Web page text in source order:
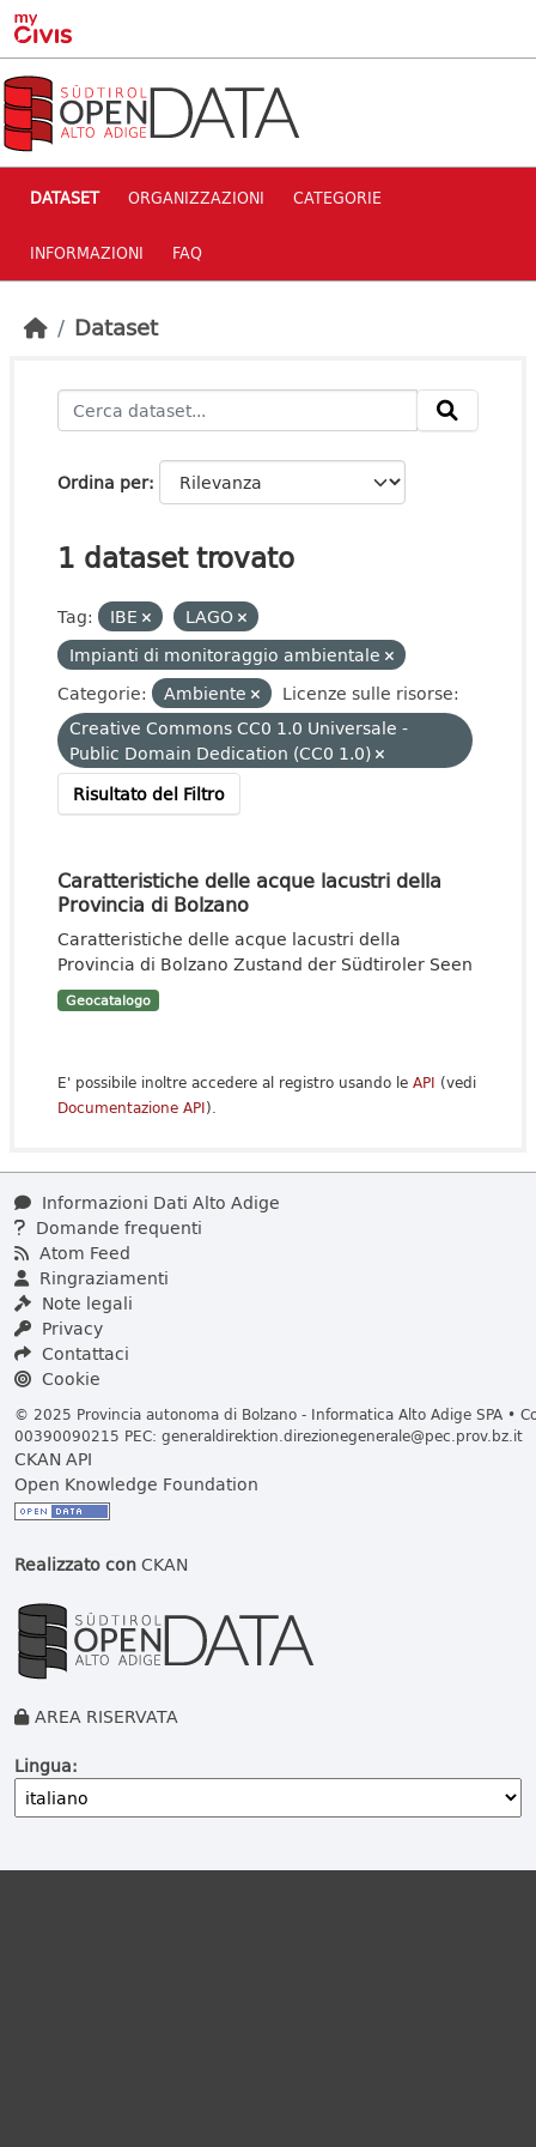
Skip to main content
DATASET ORGANIZZAZIONI CATEGORIE
INFORMAZIONI FAQ
Dataset
Ordina per
1 dataset trovato
Tag: IBE
LAGO
Impianti di monitoraggio ambientale
Categorie:
Ambiente
Licenze sulle risorse:
Creative Commons CC0 1.0 Universale -
Public Domain Dedication (CC0 1.0)
Risultato del Filtro
Caratteristiche delle acque lacustri della
Provincia di Bolzano
Caratteristiche delle acque lacustri della
Provincia di Bolzano Zustand der Südtiroler Seen
Geocatalogo
E' possibile inoltre accedere al registro usando le API (vedi
Documentazione API).
Informazioni Dati Alto Adige
Domande frequenti
Atom Feed
Ringraziamenti
Note legali
Privacy
Contattaci
Cookie
© 2025 Provincia autonoma di Bolzano - Informatica Alto Adige SPA •
00390090215 PEC: generaldirektion.direzionegenerale@pec.prov.bz.it
CKAN API
Open Knowledge Foundation
Realizzato conCKAN
AREA RISERVATA
Lingua